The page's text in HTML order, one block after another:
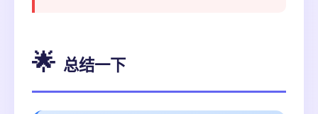
🌟 总结一下